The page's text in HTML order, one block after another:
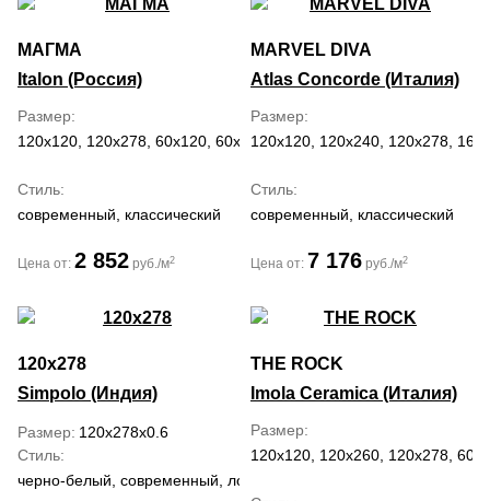
МАГМА
Italon (Россия)
Размер
120x120, 120x278, 60x120, 60x60, 80x160
Стиль
современный, классический
Цена от: 2 852 руб./м2
MARVEL DIVA
Atlas Concorde (Италия)
Размер
120x120, 120x240, 120x278,
Стиль
современный, классический
Цена от: 7 176 руб./м2
120x278
Simpolo (Индия)
Размер 120x278x0.6
Стиль
черно-белый, современный, лофт, классический
THE ROCK
Imola Ceramica (Италия)
Размер
120x120, 120x260, 120x278,